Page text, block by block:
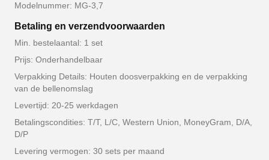
Modelnummer: MG-3,7
Betaling en verzendvoorwaarden
Min. bestelaantal: 1 set
Prijs: Onderhandelbaar
Verpakking Details: Houten doosverpakking en de verpakking
van de bellenomslag
Levertijd: 20-25 werkdagen
Betalingscondities: T/T, L/C, Western Union, MoneyGram, D/A,
D/P
Levering vermogen: 30 sets per maand